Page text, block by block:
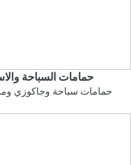
حمامات السباحة